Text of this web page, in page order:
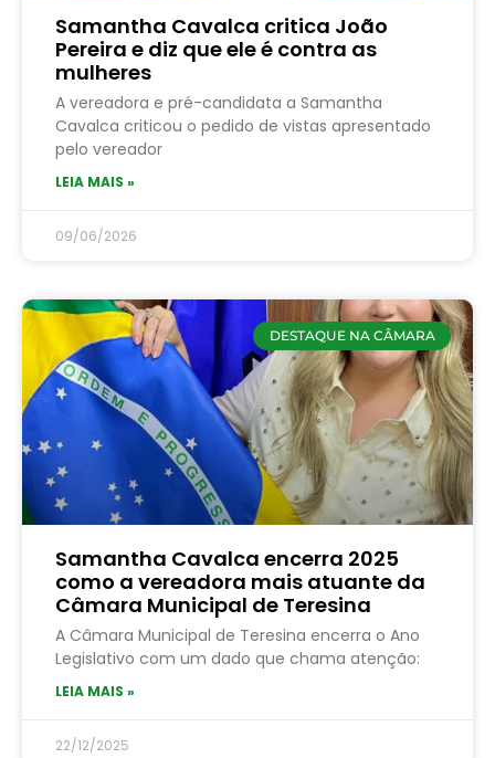
Samantha Cavalca critica João
Pereira e diz que ele é contra as
mulheres
A vereadora e pré-candidata a Samantha
Cavalca criticou o pedido de vistas apresentado
pelo vereador
LEIA MAIS »
09/06/2026
DESTAQUE NA CÂMARA
Samantha Cavalca encerra 2025
como a vereadora mais atuante da
Câmara Municipal de Teresina
A Câmara Municipal de Teresina encerra o Ano
Legislativo com um dado que chama atenção:
LEIA MAIS »
22/12/2025